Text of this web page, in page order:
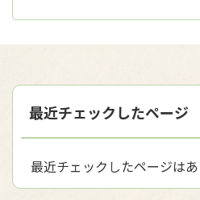
最近チェックしたページ
最近チェックしたページはあ